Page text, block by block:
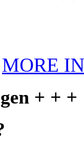
MORE
+ + +